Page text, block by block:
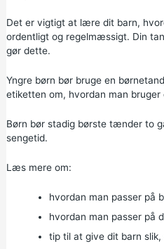
Det er vigtigt at lære dit barn,
ordentligt og regelmæssigt. Din
gør dette.
Yngre børn bør bruge en
etiketten om, hvordan man bruger
Børn bør stadig børste tænder to
sengetid.
Læs mere om:
hvordan man passer på
hvordan man passer på
tip til at give dit barn